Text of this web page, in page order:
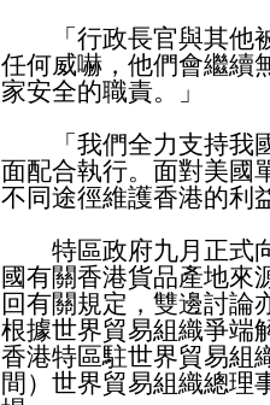
「行政長官與其他被
任何威嚇，他們會繼續
家安全的職責。」
「我們全力支持我國
面配合執行。面對美國
不同途徑維護香港的利
特區政府九月正式向
國有關香港貨品產地來
回有關規定，雙邊討論
根據世界貿易組織爭端
香港特區駐世界貿易組
間）世界貿易組織總理